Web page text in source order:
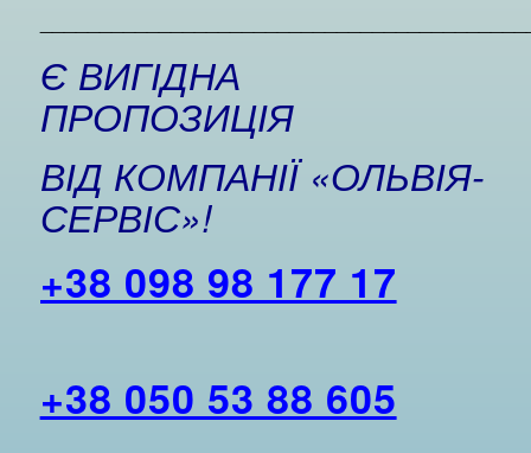
Є ВИГІДНА
ПРОПОЗИЦІЯ
ВІД КОМПАНІЇ «ОЛЬВІЯ-
СЕРВІС»!
+38 098 98 177 17
+38 050 53 88 605